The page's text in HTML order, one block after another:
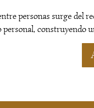
personas surge del
personal, construyendo